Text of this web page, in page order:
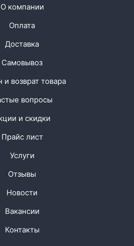
О компании
Оплата
Доставка
Самовывоз
возврат товара
вопросы
и скидки
Прайс лист
Услуги
Отзывы
Новости
Вакансии
Контакты